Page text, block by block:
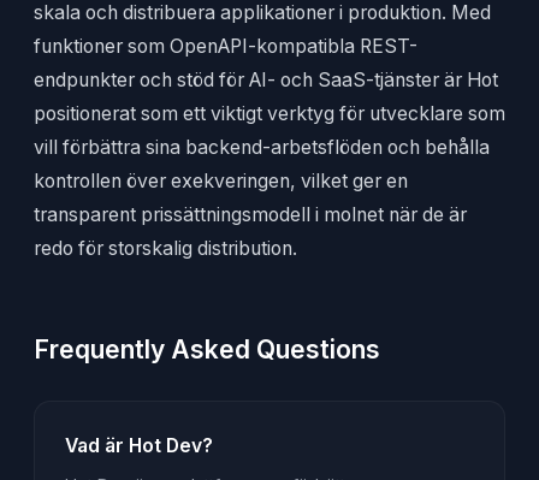
skala och distribuera applikationer i produktion. Med
funktioner som OpenAPI-kompatibla REST-
endpunkter och stöd för AI- och SaaS-tjänster är Hot
positionerat som ett viktigt verktyg för utvecklare som
vill förbättra sina backend-arbetsflöden och behålla
kontrollen över exekveringen, vilket ger en
transparent prissättningsmodell i molnet när de är
redo för storskalig distribution.
Frequently Asked Questions
Vad är Hot Dev?